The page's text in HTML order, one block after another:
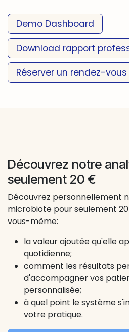
Demo Da​​​​​​shboard
Download rapport
Réserver un rendez-vous
Découvrez notre
seulement 20 €
Découvrez personnellement
microbiote pour seulement
vous-même:
la valeur ajoutée qu'elle
quotidienne;
comment les résultats
d'accompagner vos
personnalisée;
à quel point le système
votre pratique.